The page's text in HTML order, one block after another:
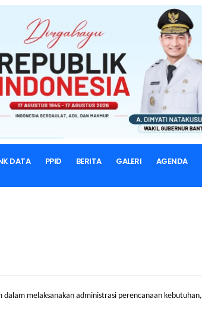
DATA PPID BERITA GALERI AGENDA
Perlengkapan
Bagian Umum
BERANDA SUB PERLENGKAPAN
melaksanakan administrasi perencanaan kebutuhan,